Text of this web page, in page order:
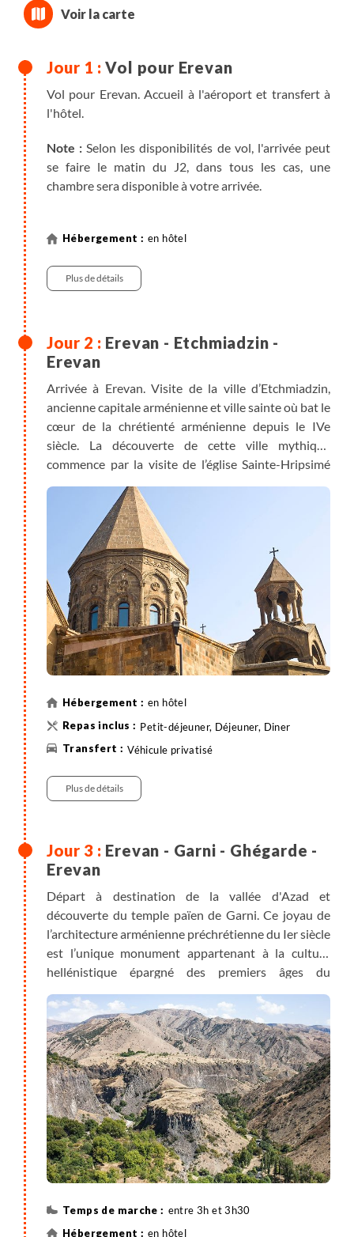
Vol pour Erevan
Vol pour Erevan. Accueil à l'aéroport et transfert à
l'hôtel.
Note : Selon les disponibilités de vol, l'arrivée peut
se faire le matin du J2, dans tous les cas, une
chambre sera disponible à votre arrivée.
en hôtel
Plus de détails
Erevan - Etchmiadzin -
Erevan
Arrivée à Erevan. Visite de la ville d’Etchmiadzin,
ancienne capitale arménienne et ville sainte où bat le
cœur de la chrétienté arménienne depuis le IVe
siècle. La découverte de cette ville mythique
commence par la visite de l’église Sainte-Hripsimé
datant de 618, l’un des chefs-d’œuvre de
l’architecture arménienne. Visite de la cathédrale
d’Etchmiadzin qui est théoriquement le plus ancien
édifice chrétien d’Arménie et renferme le siège du
patriarche suprême de l’Eglise arménienne. Selon les
départs, possibilité d'assister à l'office dominical.
Visite des ruines de la cathédrale de Zvartnots qui se
distinguait par son nombre impressionnant de
sculptures et bas-reliefs dont nous pouvons encore
admirer à ce jour la richesse. Retour à Erevan et
visite du musée d’Histoire, 160 000 pièces exposées
l'histoire arménienne. Temps libre à flâner au
Vernissage, marché d'artisanat pittoresque (le
samedi ou dimanche).
en hôtel
Petit-déjeuner, Déjeuner, Diner
Véhicule privatisé
Plus de détails
Erevan - Garni - Ghégarde -
Erevan
Départ à destination de la vallée d'Azad et
découverte du temple païen de Garni. Ce joyau de
l’architecture arménienne préchrétienne du Ier siècle
est l’unique monument appartenant à la culture
hellénistique épargné des premiers âges du
christianisme arménien. Après la visite, nous
débutons notre marche en direction de la gorge de
Garni et traversons de magnifiques paysages
d'origine volcaniques. Nous longeons la rivière,
traversant la forêt de Khosrov. Nous arrivons au
célèbre site des orgues de basalte, au cœur de la
gorge de Garni, dans des paysages typiques des
hauts plateaux arméniens. Dans l'après-midi, visite
du monastère de Ghégarde (XIIIe siècle)
représentant l’architecture arménienne médiévale à
son apogée. Aux chapelles du monastère creusées
monastique sans pareil. Retour à Erevan pour la
entre 3h et 3h30
en hôtel